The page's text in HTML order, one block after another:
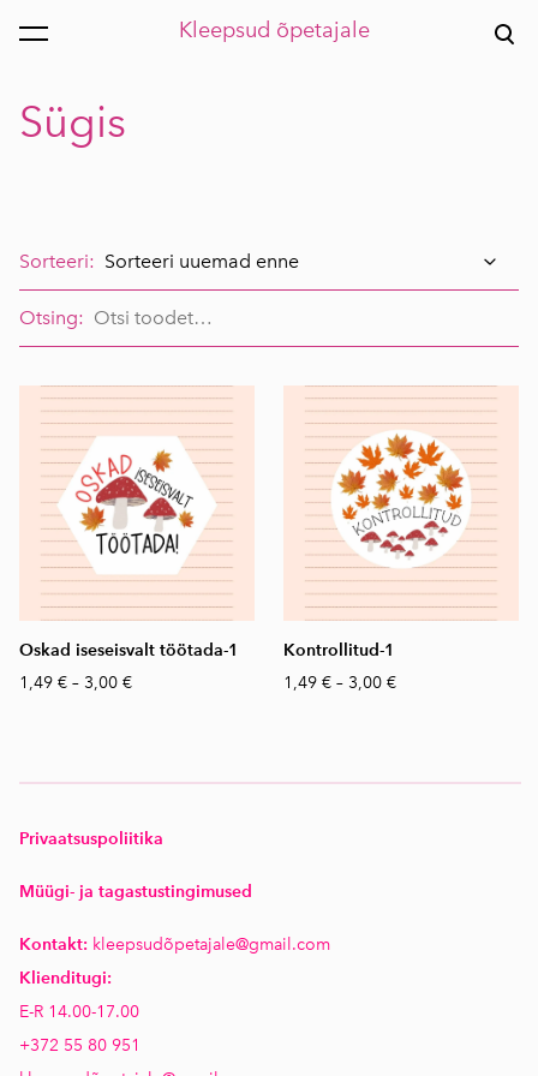
Kleepsud õpetajale
lisati ostukorvi. Vaata ostukorvi
Sügis
Sorteeri:
Otsing:
Oskad iseseisvalt töötada-1
1,49 € – 3,00 €
Kontrollitud-1
1,49 € – 3,00 €
Privaatsuspoliitika
Müügi- ja tagastustingimused
Kontakt: kleepsudõpetajale@gmail.com
Klienditugi:
E-R 14.00-17.00
+372 55 80 951